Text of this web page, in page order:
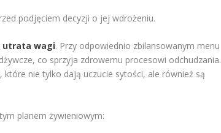
podjęciem decyzji o jej wdrożeniu.
utrata wagi. Przy odpowiednio zbilansowanym menu
co sprzyja zdrowemu procesowi odchudzania.
nie tylko dają uczucie sytości, ale również są
planem żywieniowym: